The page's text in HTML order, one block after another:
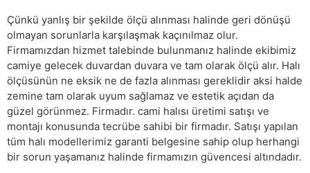
Çünkü yanlış bir şekilde ölçü alınması halinde geri dönüşü
olmayan sorunlarla karşılaşmak kaçınılmaz olur.
Firmamızdan hizmet talebinde bulunmanız halinde ekibimiz
camiye gelecek duvardan duvara ve tam olarak ölçü alır. Halı
ölçüsünün ne eksik ne de fazla alınması gereklidir aksi halde
zemine tam olarak uyum sağlamaz ve estetik açıdan da
güzel görünmez. Firmadır. cami halısı üretimi satışı ve
montajı konusunda tecrübe sahibi bir firmadır. Satışı yapılan
tüm halı modellerimiz garanti belgesine sahip olup herhangi
bir sorun yaşamanız halinde firmamızın güvencesi altındadır.